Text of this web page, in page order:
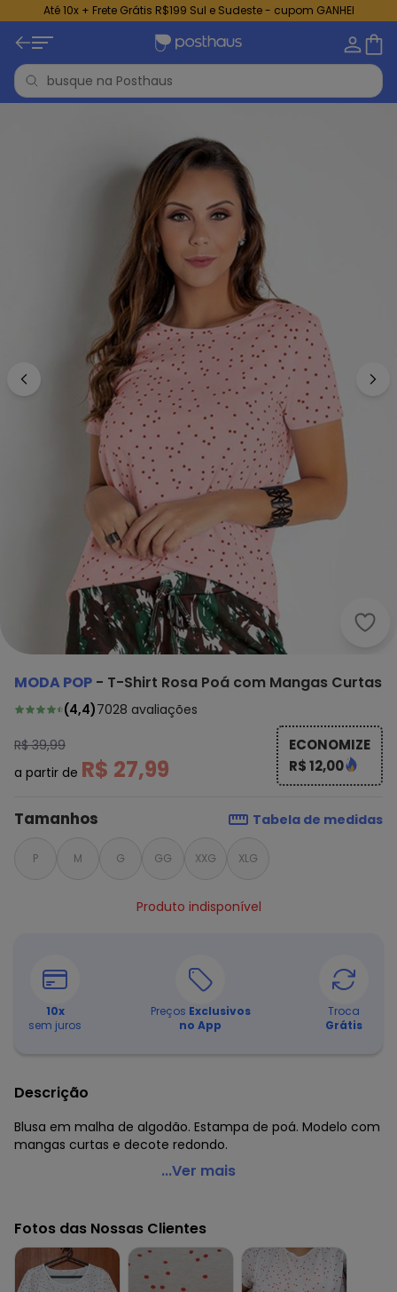
Até 10x + Frete Grátis R$199 Sul e Sudeste - cupom GANHEI
MODA POP - T-Shirt Rosa Poá com Mangas Curtas
(4,4)7028 avaliações
R$ 39,99
a partir de R$ 27,99
ECONOMIZE
R$ 12,00
Tamanhos Tabela de medidas
P M G GG XXG XLG
Produto indisponível
10x
sem juros
Preços Exclusivos
no App
Troca
Grátis
Descrição
Blusa em malha de algodão. Estampa de poá. Modelo com
mangas curtas e decote redondo.
Moda Pop - T-Shirt Rosa Poá com Mangas Curtas
Modelagem: Solto
Comprimento da manga: Curta
Decote frente: Redondo
Decote costas: Redondo
...Ver mais
Fotos das Nossas Clientes